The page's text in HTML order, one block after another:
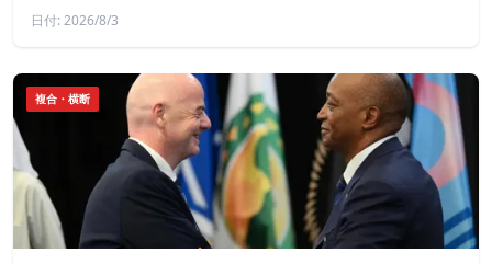
日付: 2026/8/3
複合・横断